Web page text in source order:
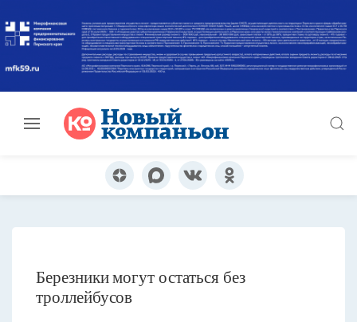
Березники могут остаться без
троллейбусов